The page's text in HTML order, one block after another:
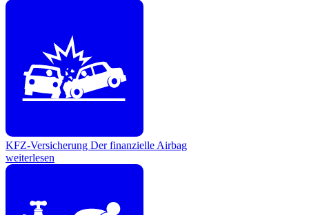
KFZ-Versicherung Der finanzielle Airbag
weiterlesen